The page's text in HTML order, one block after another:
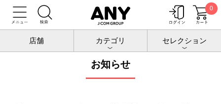
0
店舗 カテゴリ セレクション
トップ お知らせ
お知らせ